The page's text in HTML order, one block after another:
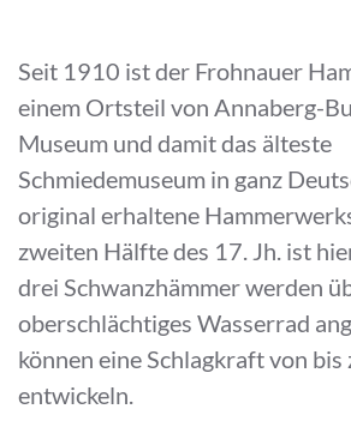
Seit 1910 ist der Frohnauer
einem Ortsteil von Annaberg-
Museum und damit das älteste
Schmiedemuseum in ganz
original erhaltene
zweiten Hälfte des 17. Jh. ist
drei Schwanzhämmer werden
oberschlächtiges Wasserrad
können eine Schlagkraft von bis
entwickeln.